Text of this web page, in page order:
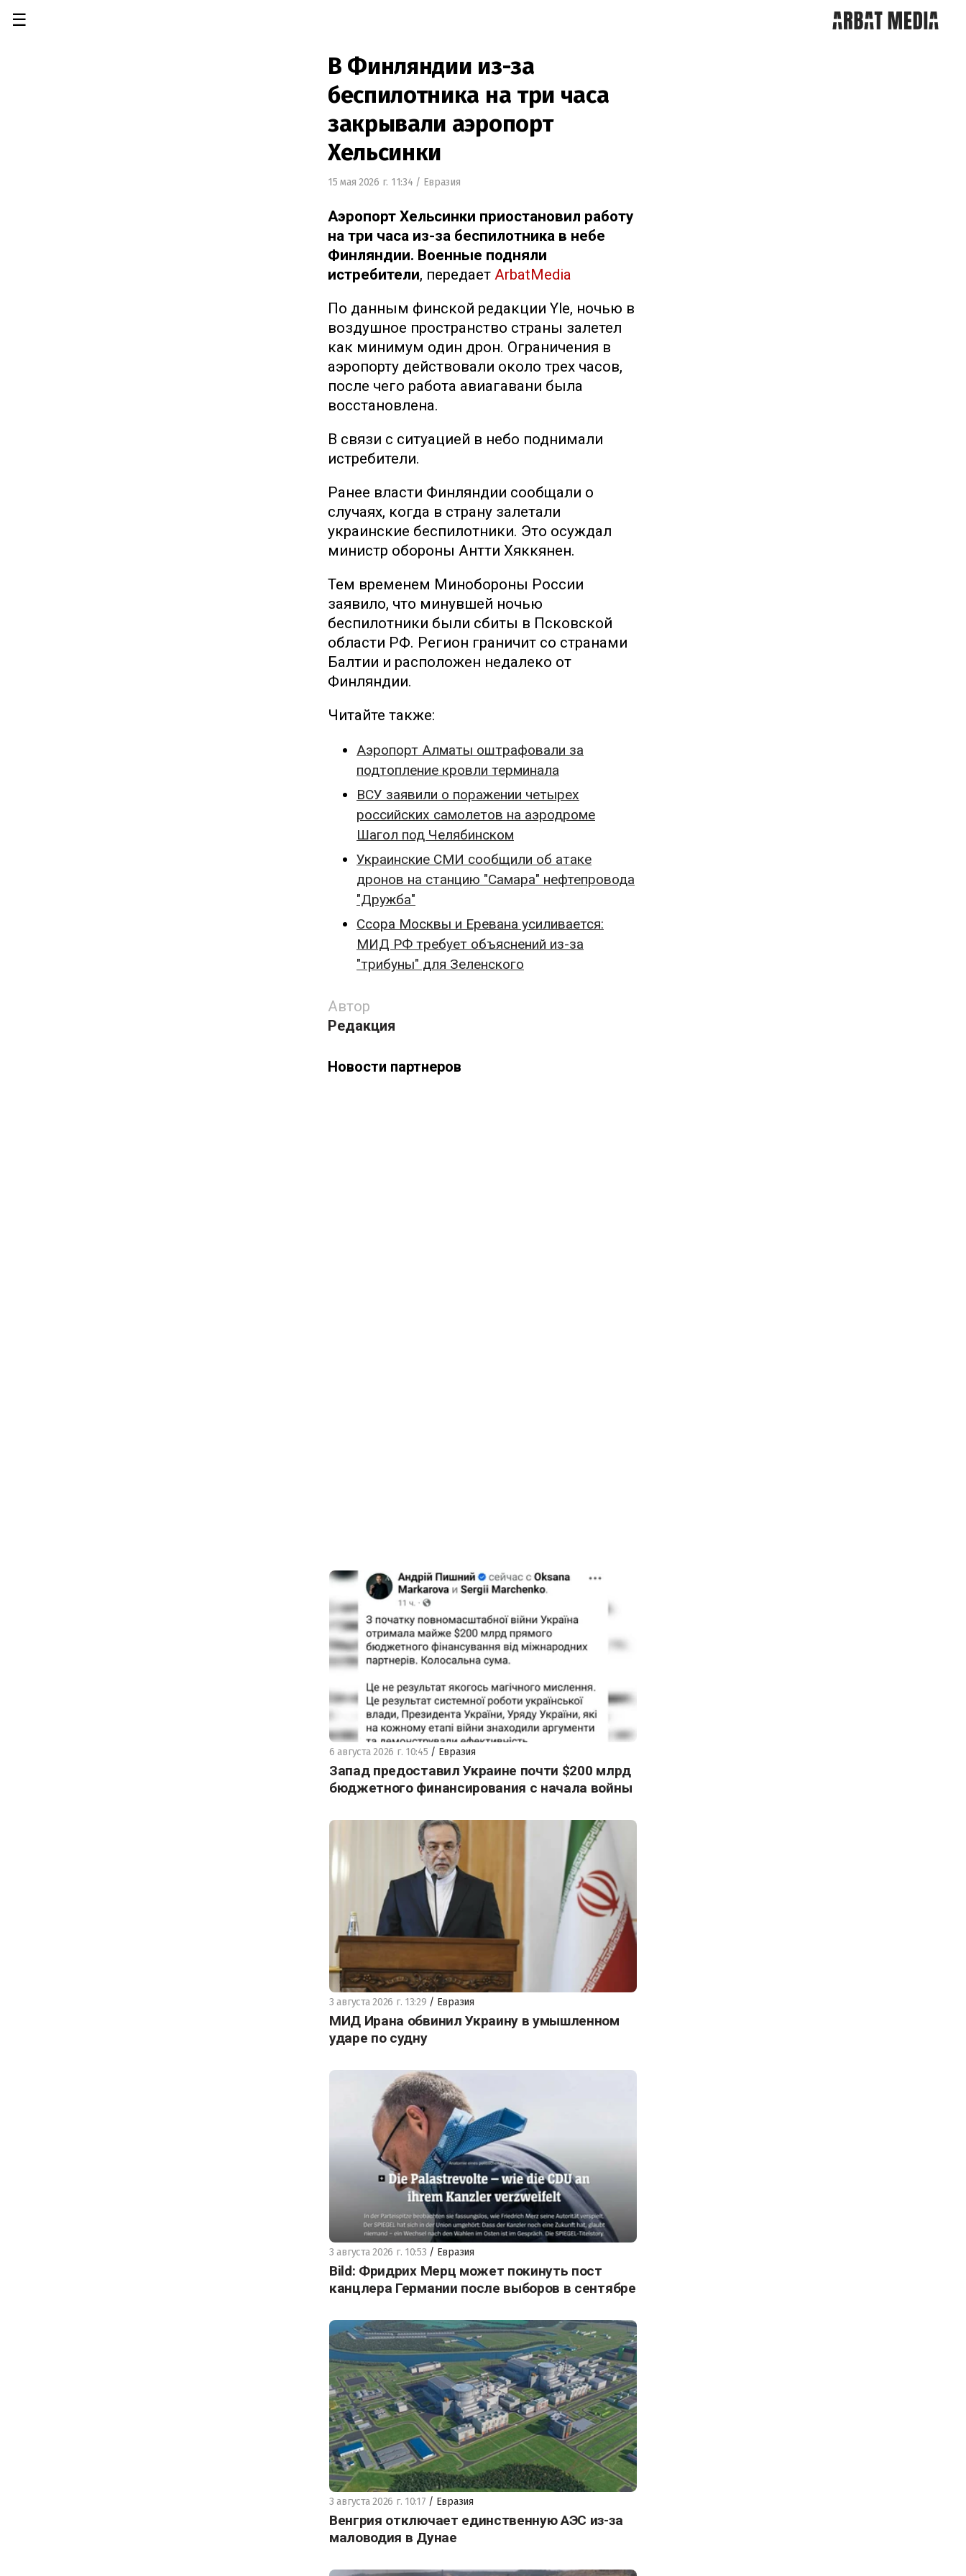
☰
В Финляндии из-за
беспилотника на три часа
закрывали аэропорт
Хельсинки
15 мая 2026 г. 11:34 / Евразия
Аэропорт Хельсинки приостановил работу
на три часа из-за беспилотника в небе
Финляндии. Военные подняли
истребители, передает ArbatMedia
По данным финской редакции Yle, ночью в
воздушное пространство страны залетел
как минимум один дрон. Ограничения в
аэропорту действовали около трех часов,
после чего работа авиагавани была
восстановлена.
В связи с ситуацией в небо поднимали
истребители.
Ранее власти Финляндии сообщали о
случаях, когда в страну залетали
украинские беспилотники. Это осуждал
министр обороны Антти Хяккянен.
Тем временем Минобороны России
заявило, что минувшей ночью
беспилотники были сбиты в Псковской
области РФ. Регион граничит со странами
Балтии и расположен недалеко от
Финляндии.
Читайте также:
Аэропорт Алматы оштрафовали за
подтопление кровли терминала
ВСУ заявили о поражении четырех
российских самолетов на аэродроме
Шагол под Челябинском
Украинские СМИ сообщили об атаке
дронов на станцию "Самара" нефтепровода
"Дружба"
Ссора Москвы и Еревана усиливается:
МИД РФ требует объяснений из-за
"трибуны" для Зеленского
Автор
Редакция
Новости партнеров
6 августа 2026 г. 10:45 / Евразия
Запад предоставил Украине почти $200 млрд
бюджетного финансирования с начала войны
3 августа 2026 г. 13:29 / Евразия
МИД Ирана обвинил Украину в умышленном
ударе по судну
3 августа 2026 г. 10:53 / Евразия
Bild: Фридрих Мерц может покинуть пост
канцлера Германии после выборов в сентябре
3 августа 2026 г. 10:17 / Евразия
Венгрия отключает единственную АЭС из-за
маловодия в Дунае